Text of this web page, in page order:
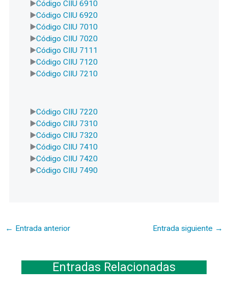
Código CIIU 6910
Código CIIU 6920
Código CIIU 7010
Código CIIU 7020
Código CIIU 7111
Código CIIU 7120
Código CIIU 7210
Código CIIU 7220
Código CIIU 7310
Código CIIU 7320
Código CIIU 7410
Código CIIU 7420
Código CIIU 7490
← Entrada anterior Entrada siguiente →
Entradas Relacionadas